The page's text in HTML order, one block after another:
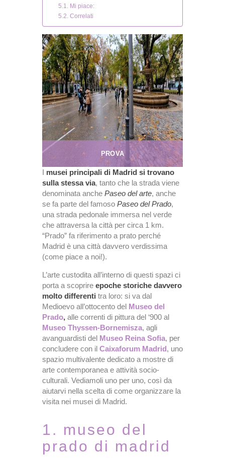
Mi piace:
Correlati
PROVA
I musei principali di Madrid si trovano
sulla stessa via, tanto che la strada viene
denominata anche Paseo del arte, anche
se fa parte del famoso Paseo del Prado,
una strada pedonale immersa nel verde
che attraversa la città per circa 1 km.
“Prado” fa riferimento a prato perché
Madrid è una città davvero verdissima
(come piace a noi!).
L’arte custodita all’interno di questi spazi ci
porta a scoprire epoche storiche davvero
molto differenti tra loro: si va dal
Medioevo all’ottocento del Museo del
Prado, alle correnti di pittura del ‘900 al
Museo Thyssen-Bornemisza, agli
avanguardisti del Museo Reina Sofia, per
concludere con il Caixaforum Madrid, uno
spazio multivalente dedicato a mostre di
arte contemporanea e attività socio-
culturali. Vediamoli uno per uno, così da
aiutarvi nella scelta di come organizzare la
visita nei musei di Madrid.
1. museo del
prado di madrid